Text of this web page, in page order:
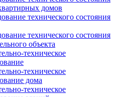
домов
технического состояния
технического состояния
объекта
техническое
техническое
дома
техническое